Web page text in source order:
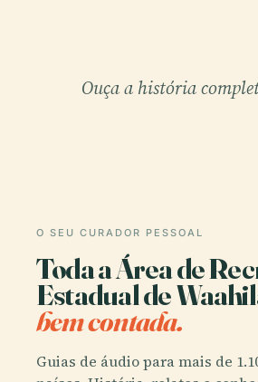
Ouça a história
O SEU CURADOR PESSOAL
Toda a Área de
Estadual de
bem contada.
Guias de áudio para mais de